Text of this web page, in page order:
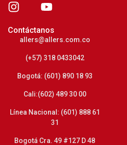
Contáctanos
allers@allers.com.co
(+57) 318 0433042
Bogotá: (601) 890 18 93
Cali:(602) 489 30 00
Línea Nacional: (601) 888 61
31
Bogotá Cra. 49 #127 D 48